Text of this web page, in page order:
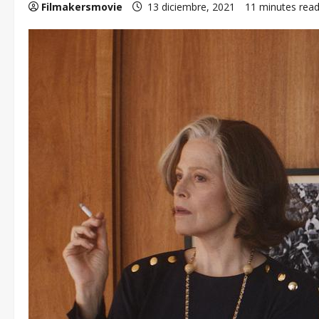
Filmakersmovie 13 diciembre, 2021 11 minutes read